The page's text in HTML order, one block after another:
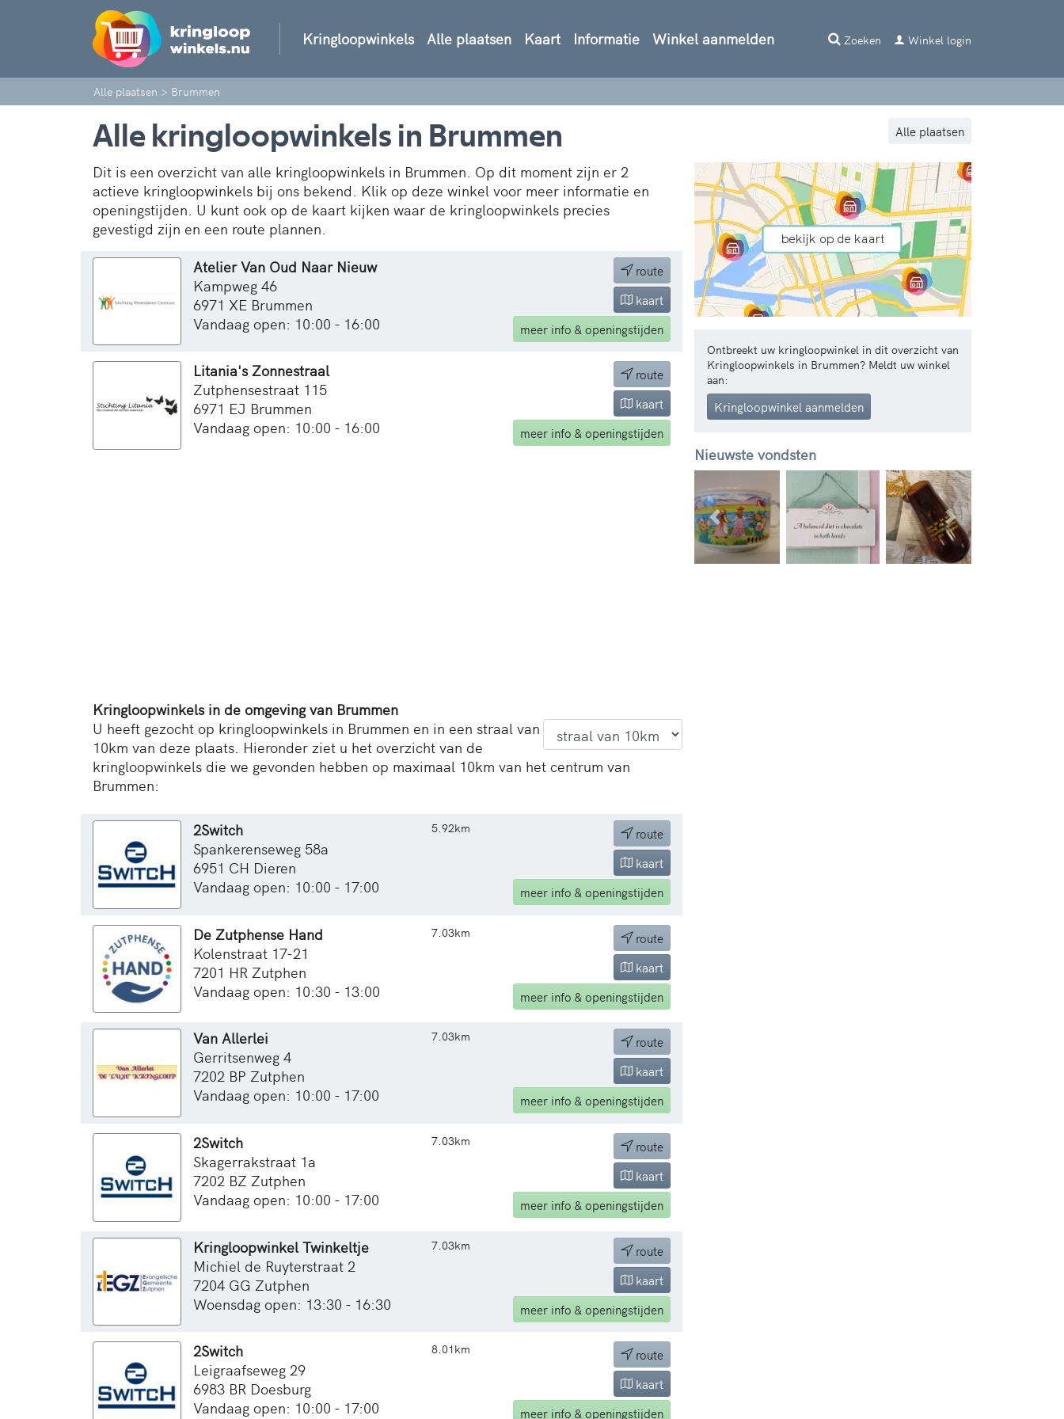
Kringloopwinkels Alle plaatsen Kaart Informatie Winkel aanmelden Zoeken Winkel login
Alle plaatsen > Brummen
Alle plaatsen
Alle kringloopwinkels in Brummen
Dit is een overzicht van alle kringloopwinkels in Brummen. Op dit moment zijn er 2
actieve kringloopwinkels bij ons bekend. Klik op deze winkel voor meer informatie en
openingstijden. U kunt ook op de kaart kijken waar de kringloopwinkels precies
gevestigd zijn en een route plannen.
Atelier Van Oud Naar Nieuw
Kampweg 46
6971 XE Brummen
Vandaag open: 10:00 - 16:00
route
kaart
meer info & openingstijden
Litania's Zonnestraal
Zutphensestraat 115
6971 EJ Brummen
Vandaag open: 10:00 - 16:00
route
kaart
meer info & openingstijden
Kringloopwinkels in de omgeving van Brummen
U heeft gezocht op kringloopwinkels in Brummen en in een straal van
10km van deze plaats. Hieronder ziet u het overzicht van de
kringloopwinkels die we gevonden hebben op maximaal 10km van het centrum van
Brummen:
5.92km
2Switch
Spankerenseweg 58a
6951 CH Dieren
Vandaag open: 10:00 - 17:00
route
kaart
meer info & openingstijden
7.03km
De Zutphense Hand
Kolenstraat 17-21
7201 HR Zutphen
Vandaag open: 10:30 - 13:00
route
kaart
meer info & openingstijden
7.03km
Van Allerlei
Gerritsenweg 4
7202 BP Zutphen
Vandaag open: 10:00 - 17:00
route
kaart
meer info & openingstijden
7.03km
2Switch
Skagerrakstraat 1a
7202 BZ Zutphen
Vandaag open: 10:00 - 17:00
route
kaart
meer info & openingstijden
7.03km
Kringloopwinkel Twinkeltje
Michiel de Ruyterstraat 2
7204 GG Zutphen
Woensdag open: 13:30 - 16:30
route
kaart
meer info & openingstijden
8.01km
2Switch
Leigraafseweg 29
6983 BR Doesburg
Vandaag open: 10:00 - 17:00
route
kaart
meer info & openingstijden
Ontbreekt uw kringloopwinkel in dit overzicht van
Kringloopwinkels in Brummen? Meldt uw winkel
aan:
Kringloopwinkel aanmelden
Nieuwste vondsten
Vorige Volgende